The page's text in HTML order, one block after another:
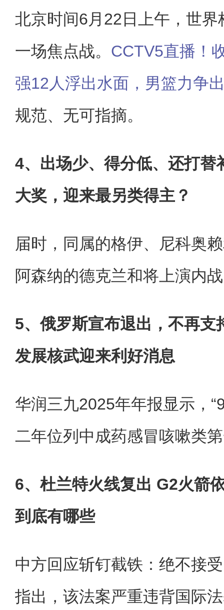
北京时间6月22日上午，世
一场焦点战。 CCTV5直播！
强12人浮出水面，男篮力争
规范、无可指摘。
4、出场少、得分低、还打替
大奖，迎来最另类得主？
届时，同属的格伊、尼科奥
阿森纳的德克兰和将上演内
5、俄罗斯宣布退出，不再支
发展核武迎来利好消息
华润三九2025年年报显示，
二年位列中成药感冒咳嗽类
6、杜兰特火线复出 G2火箭
到底有哪些
中方回应斩钉截铁：绝不接
指出，该法案严重违背国际